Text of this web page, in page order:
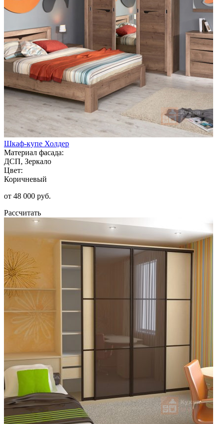
Шкаф-купе Холдер
Материал фасада:
ДСП, Зеркало
Цвет:
Коричневый
от 48 000 руб.
Рассчитать